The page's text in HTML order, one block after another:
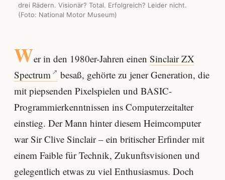
drei Rädern. Visionär? Total. Erfolgreich? Leider nicht.
(Foto: National Motor Museum)
Wer in den 1980er-Jahren einen Sinclair ZX
Spectrum
besaß, gehörte zu jener Generation, die
mit piepsenden Pixelspielen und BASIC-
Programmierkenntnissen ins Computerzeitalter
einstieg. Der Mann hinter diesem Heimcomputer
war Sir Clive Sinclair – ein britischer Erfinder mit
einem Faible für Technik, Zukunftsvisionen und
gelegentlich etwas zu viel Enthusiasmus. Doch